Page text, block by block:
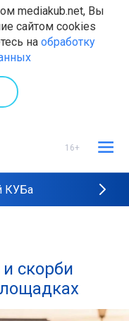
mediakub.net, Вы
сайтом cookies
на обработку
16+
КУБа
скорби